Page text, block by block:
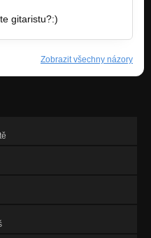
gitaristu?:)
Zobrazit všechny názory